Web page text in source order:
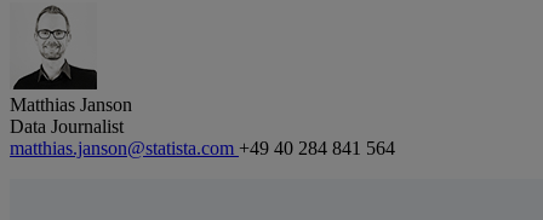
Matthias Janson
Data Journalist
matthias.janson@statista.com +49 40 284 841 564